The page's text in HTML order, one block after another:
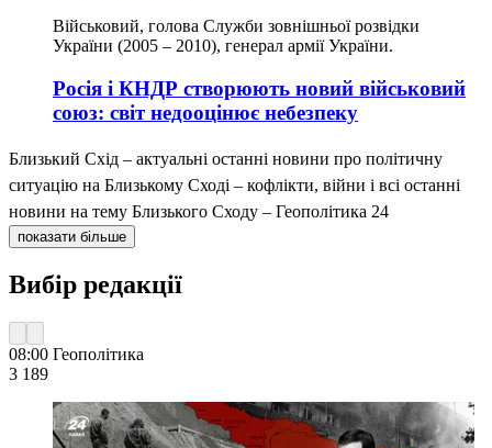
Військовий, голова Служби зовнішньої розвідки
України (2005 – 2010), генерал армії України.
Росія і КНДР створюють новий військовий
союз: світ недооцінює небезпеку
Близький Схід – актуальні останні новини про політичну
ситуацію на Близькому Сході – кофлікти, війни і всі останні
новини на тему Близького Сходу – Геополітика 24
показати більше
Вибір редакції
08:00 Геополітика
3 189